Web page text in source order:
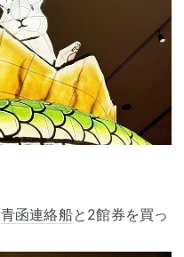
青函連絡船と2館券を買っ